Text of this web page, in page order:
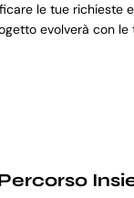
le tue richieste
evolverà con le